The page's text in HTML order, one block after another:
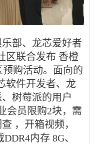
部、龙芯爱好者
区联合发布 香橙
预购活动。面向的
软件开发者、龙
树莓派的用户
会员限购2块，需
，开箱视频，
内存 8G、